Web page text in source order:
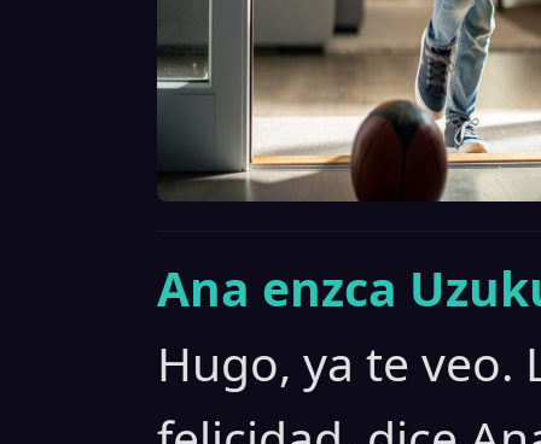
Ana enzca
Hugo, ya te veo.